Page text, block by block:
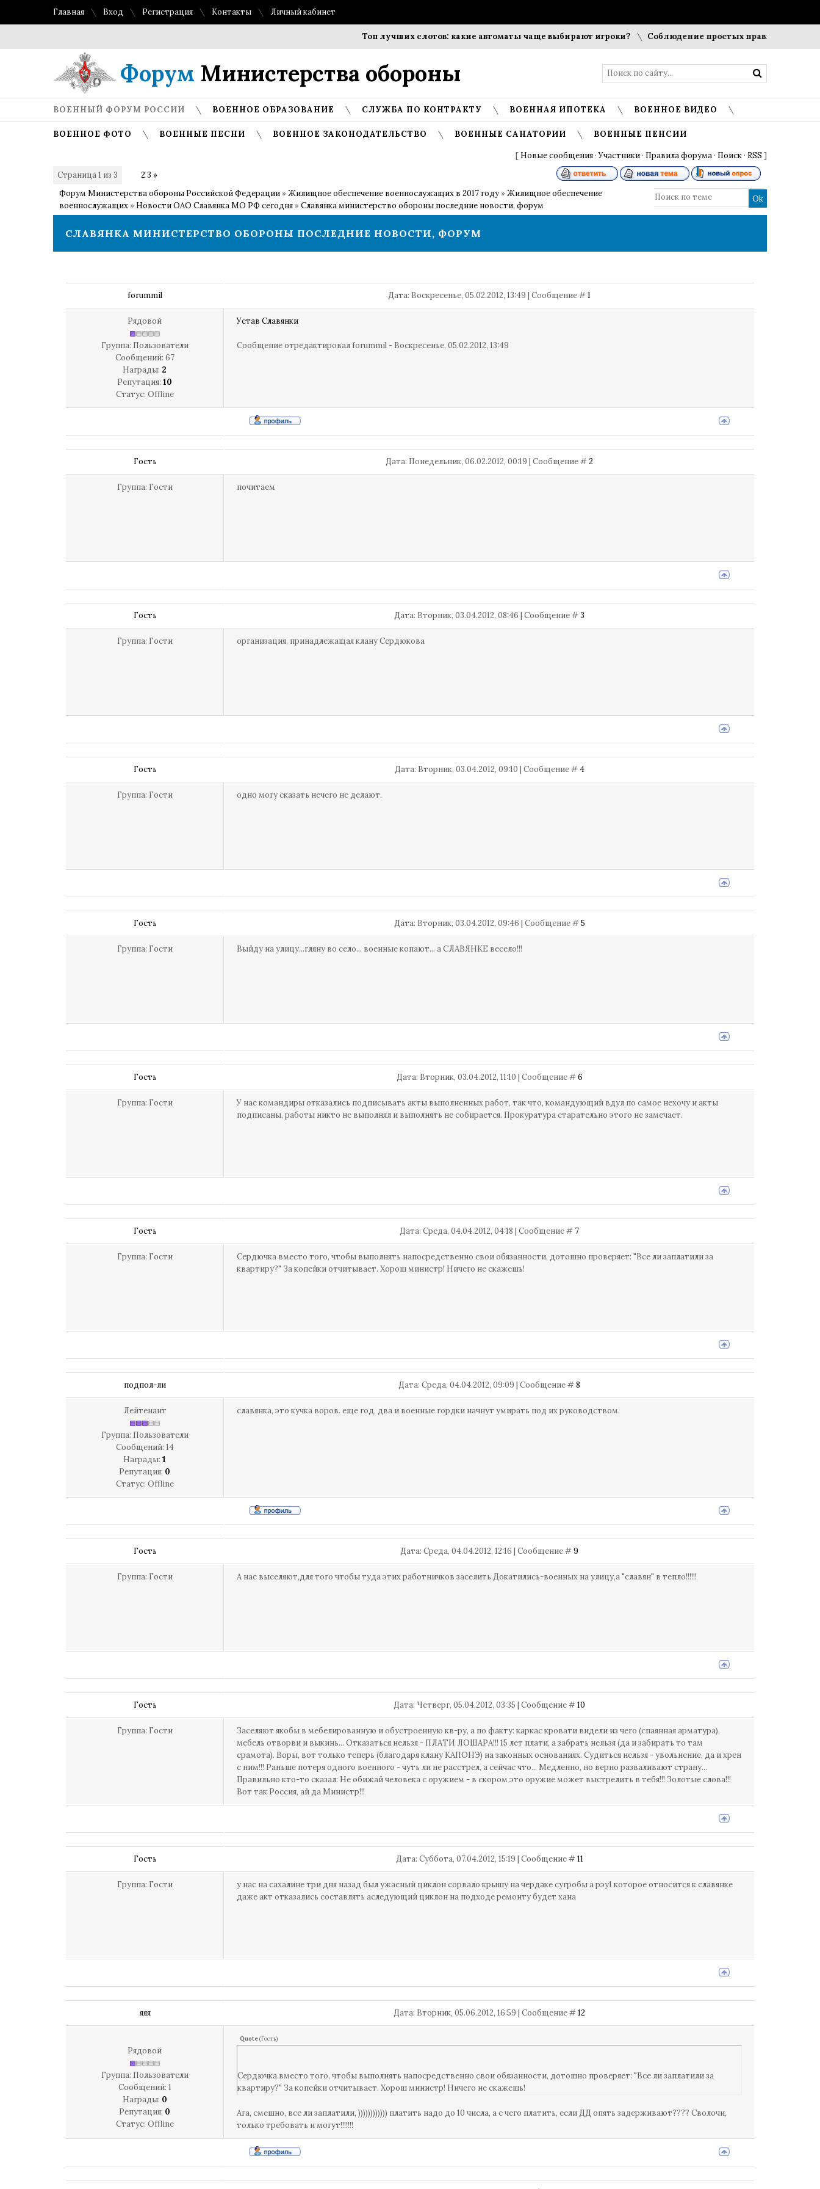
Главная Вход Регистрация Контакты Личный кабинет
Топ лучших слотов: какие автоматы чаще выбирают игроки? Соблюдение простых правил гигиены
Форум Министерства обороны
ВОЕННЫЙ ФОРУМ РОССИИ ВОЕННОЕ ОБРАЗОВАНИЕ СЛУЖБА ПО КОНТРАКТУ ВОЕННАЯ ИПОТЕКА ВОЕННОЕ ВИДЕО
ВОЕННОЕ ФОТО ВОЕННЫЕ ПЕСНИ ВОЕННОЕ ЗАКОНОДАТЕЛЬСТВО ВОЕННЫЕ САНАТОРИИ ВОЕННЫЕ ПЕНСИИ
[ Новые сообщения ·Участники · Правила форума · Поиск · RSS ]
Страница1 из 3 2 3 »
Форум Министерства обороны Российской Федерации »Жилищное обеспечение военнослужащих в 2017 году »Жилищное обеспечение
военнослужащих » Новости ОАО Славянка МО РФ сегодня »Славянка министерство обороны последние новости, форум
СЛАВЯНКА МИНИСТЕРСТВО ОБОРОНЫ ПОСЛЕДНИЕ НОВОСТИ, ФОРУМ
forummil Дата: Воскресенье, 05.02.2012, 13:49 | Сообщение #1
Рядовой
Группа: Пользователи
Сообщений: 67
Награды: 2
Репутация: 10
Статус: Offline
Устав Славянки
Сообщение отредактировалforummil - Воскресенье, 05.02.2012, 13:49
Гость Дата: Понедельник, 06.02.2012, 00:19 | Сообщение #2
Группа: Гости почитаем
Гость Дата: Вторник, 03.04.2012, 08:46 | Сообщение #3
Группа: Гости организация, принадлежащая клану Сердюкова
Гость Дата: Вторник, 03.04.2012, 09:10 | Сообщение #4
Группа: Гости одно могу сказать нечего не делают.
Гость Дата: Вторник, 03.04.2012, 09:46 | Сообщение #5
Группа: Гости Выйду на улицу...гляну во село... военные копают... а СЛАВЯНКЕ весело!!!
Гость Дата: Вторник, 03.04.2012, 11:10 | Сообщение #6
Группа: Гости
У нас командиры отказались подписывать акты выполненных работ, так что, командующий вдул по самое нехочу и акты
подписаны, работы никто не выполнял и выполнять не собирается. Прокуратура старательно этого не замечает.
Гость Дата: Среда, 04.04.2012, 04:18 | Сообщение # 7
Группа: Гости
Сердючка вместо того, чтобы выполнять напосредственно свои обязанности, дотошно проверяет: "Все ли заплатили за
квартиру?" За копейки отчитывает. Хорош министр! Ничего не скажешь!
подпол-ли Дата: Среда, 04.04.2012, 09:09 | Сообщение #8
Лейтенант
Группа: Пользователи
Сообщений: 14
Награды: 1
Репутация: 0
Статус: Offline
славянка, это кучка воров. еще год, два и военные гордки начнут умирать под их руководством.
Гость Дата: Среда, 04.04.2012, 12:16 | Сообщение #9
Группа: Гости А нас выселяют,для того чтобы туда этих работничков заселить.Докатились-военных на улицу,а "славян" в тепло!!!!!!
Гость Дата: Четверг, 05.04.2012, 03:35 | Сообщение #10
Группа: Гости
Заселяют якобы в мебелированную и обустроенную кв-ру, а по факту: каркас кровати видели из чего (спаянная арматура),
мебель отворви и выкинь... Отказаться нельзя - ПЛАТИ ЛОШАРА!!! 15 лет плати, а забрать нельзя (да и забирать то там
срамота). Воры, вот только теперь (благодаря клану КАПОНЭ) на законных основаниях. Судиться нельзя - увольнение, да и хрен
с ним!!! Раньше потеря одного военного - чуть ли не расстрел, а сейчас что... Медленно, но верно разваливают страну...
Правильно кто-то сказал: Не обижай человека с оружием - в скором это оружие может выстрелить в тебя!!! Золотые слова!!!
Вот так Россия, ай да Министр!!!
Гость Дата: Суббота, 07.04.2012, 15:19 | Сообщение #11
Группа: Гости
у нас на сахалине три дня назад был ужасный циклон сорвало крышу на чердаке сугробы а рэу1 которое относится к славянке
даже акт отказались составлять аследующий циклон на подходе ремонту будет хана
яяя Дата: Вторник, 05.06.2012, 16:59 | Сообщение #12
Рядовой
Группа: Пользователи
Сообщений: 1
Награды: 0
Репутация: 0
Статус: Offline
Quote(Гость)
Сердючка вместо того, чтобы выполнять напосредственно свои обязанности, дотошно проверяет: "Все ли заплатили за
квартиру?" За копейки отчитывает. Хорош министр! Ничего не скажешь!
Ага, смешно, все ли заплатили, )))))))))))) платить надо до 10 числа, а с чего платить, если ДД опять задерживают???? Сволочи,
только требовать и могут!!!!!!!